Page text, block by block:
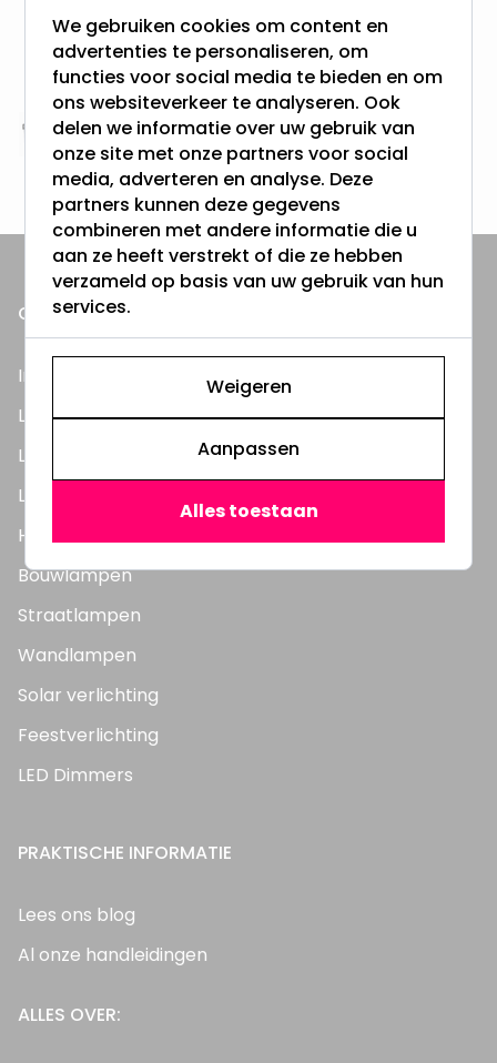
Gratis verzending + snel geleverd
Vanaf EUR100,- naar NL & BE
& 100 dagen recht op retour
Altijd uit eigen voorraad
3000m2 - 60.000+ Producten
ONZE PRODUCTEN
Inbouwspots
LED Lampen
LED TL Buizen
LED Panelen
Highbay's / Ufo's
Bouwlampen
Straatlampen
Wandlampen
Solar verlichting
Feestverlichting
LED Dimmers
PRAKTISCHE INFORMATIE
Lees ons blog
Al onze handleidingen
ALLES OVER:
We gebruiken cookies om content en
advertenties te personaliseren, om
functies voor social media te bieden en om
ons websiteverkeer te analyseren. Ook
delen we informatie over uw gebruik van
onze site met onze partners voor social
media, adverteren en analyse. Deze
partners kunnen deze gegevens
combineren met andere informatie die u
aan ze heeft verstrekt of die ze hebben
verzameld op basis van uw gebruik van hun
services.
Weigeren
Aanpassen
Alles toestaan